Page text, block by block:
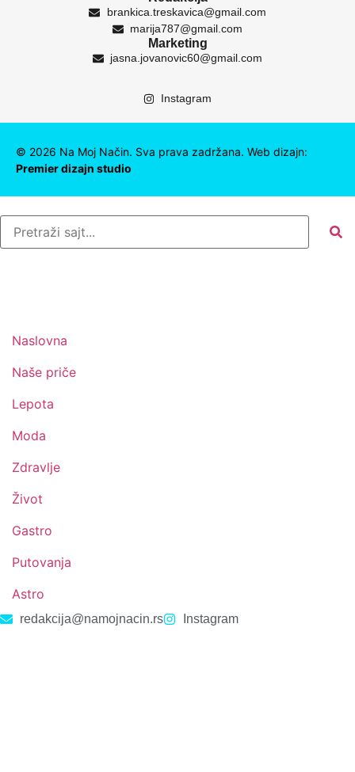
brankica.treskavica@gmail.com
marija787@gmail.com
Marketing
jasna.jovanovic60@gmail.com
Instagram
© 2026 Na Moj Način. Sva prava zadržana. Web dizajn:
Premier dizajn studio
Naslovna
Naše priče
Lepota
Moda
Zdravlje
Život
Gastro
Putovanja
Astro
redakcija@namojnacin.rs Instagram